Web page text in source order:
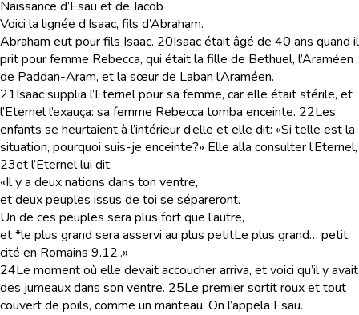
Naissance d’Esaü et de Jacob
Voici la lignée d’Isaac, fils d’Abraham.
Abraham eut pour fils Isaac. 20Isaac était âgé de 40 ans quand il
prit pour femme Rebecca, qui était la fille de Bethuel, l’Araméen
de Paddan-Aram, et la sœur de Laban l’Araméen.
21Isaac supplia l’Eternel pour sa femme, car elle était stérile, et
l’Eternel l’exauça: sa femme Rebecca tomba enceinte. 22Les
enfants se heurtaient à l’intérieur d’elle et elle dit: «Si telle est la
situation, pourquoi suis-je enceinte?» Elle alla consulter l’Eternel,
23et l’Eternel lui dit:
«Il y a deux nations dans ton ventre,
et deux peuples issus de toi se sépareront.
Un de ces peuples sera plus fort que l’autre,
et *le plus grand sera asservi au plus petitLe plus grand… petit:
cité en Romains 9.12..»
24Le moment où elle devait accoucher arriva, et voici qu’il y avait
des jumeaux dans son ventre. 25Le premier sortit roux et tout
couvert de poils, comme un manteau. On l’appela Esaü.